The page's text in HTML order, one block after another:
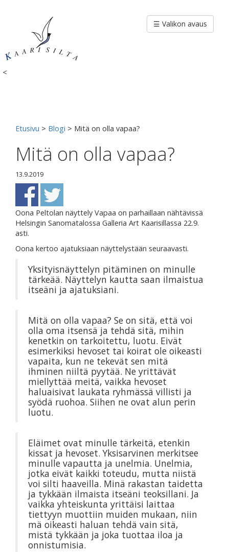
<
☰ Valikon avaus
Etusivu > Blogi > Mitä on olla vapaa?
Mitä on olla vapaa?
13.9.2019
Oona Peltolan näyttely Vapaa on parhaillaan nähtävissä
Helsingin Sanomatalossa Galleria Art Kaarisillassa 22.9.
asti.
Oona kertoo ajatuksiaan näyttelystään seuraavasti.
Yksityisnäyttelyn pitäminen on minulle
tärkeää. Näyttelyn kautta saan ilmaistua
itseäni ja ajatuksiani.
Mitä on olla vapaa? Se on sitä, että voi
olla oma itsensä ja tehdä sitä, mihin
kenetkin on tarkoitettu, luotu. Eivät
esimerkiksi hevoset tai koirat ole oikeasti
vapaita, kun ne tekevät sen mitä
ihminen niiltä pyytää. Ne yrittävät
miellyttää meitä, vaikka hevoset
haluaisivat laukata ryhmässä villisti ja
syödä ruohoa. Siihen ne ovat alun perin
luotu.
Eläimet ovat minulle tärkeitä, etenkin
kissat ja hevoset. Yksisarvinen merkitsee
minulle vapautta ja unelmia. Unelmia,
jotka eivät kaikki toteudu, mutta niistä
voi silti haaveilla. Minä rakastan taidetta
ja tykkään ilmaista itseäni teoksillani. Ja
vaikka yhteiskunta yrittäisi laittaa
tiettyyn muottiin muiden mukaan, niin
mä oikeasti haluan tehdä vain sitä,
mistä tykkään ja joka tuottaa iloa ja
onnistumisia.